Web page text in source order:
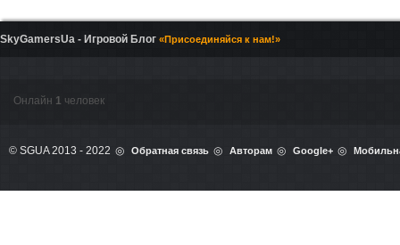
SkyGamersUa - Игровой Блог «Присоединяйся к нам!»
Онлайн 1 человек
© SGUA 2013 - 2022 Обратная связь Авторам Google+